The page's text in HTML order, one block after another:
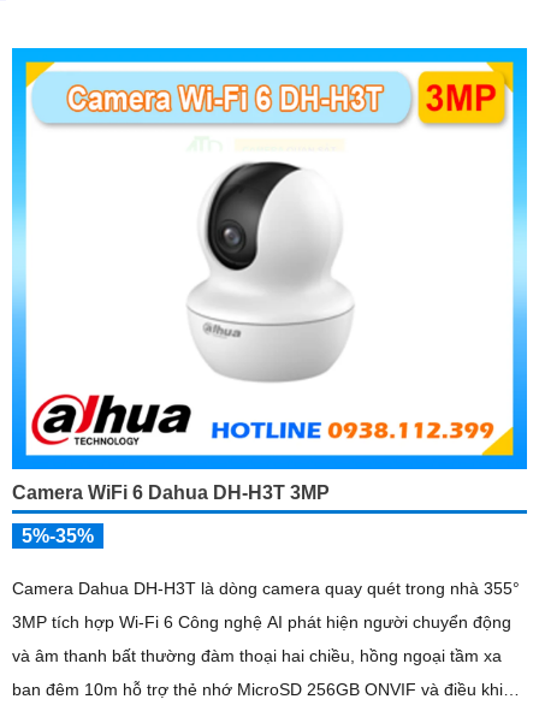
Camera WiFi 6 Dahua DH-H3T 3MP
5%-35%
Camera Dahua DH-H3T là dòng camera quay quét trong nhà 355°
3MP tích hợp Wi-Fi 6 Công nghệ AI phát hiện người chuyển động
và âm thanh bất thường đàm thoại hai chiều, hồng ngoại tầm xa
ban đêm 10m hỗ trợ thẻ nhớ MicroSD 256GB ONVIF và điều khiển